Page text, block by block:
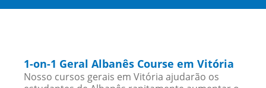
1-on-1 Geral Albanês Course em Vitória
Nosso cursos gerais em Vitória ajudarão os